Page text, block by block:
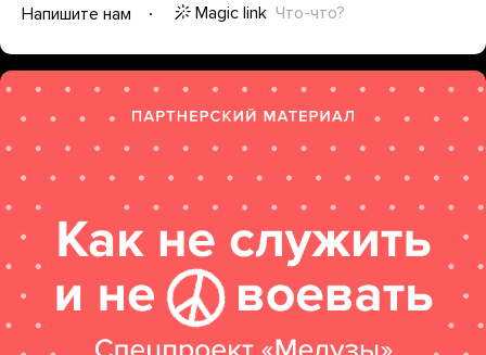
Напишите нам
Magic link Что-что?